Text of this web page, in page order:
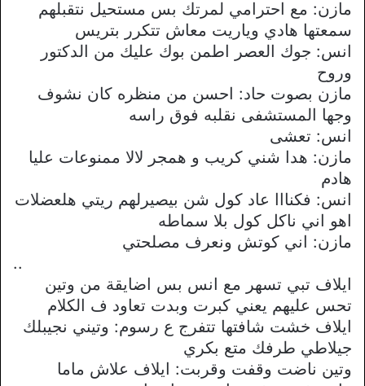
مازن: مع احترامي لمرتك بس مستحيل نتقبلهم
سمعتها هادي وياريت معاش تتكرر بتريس
انس: جوك العصر اطمن بوك عليك من الدكتور
وروح
مازن بصوت حاد: احسن من منظره كان نشوف
وجها المستشفى نقلبه فوق راسه
انس: تعشى
مازن: هدا شني كريب و همجر لالا ممنوعات عليا
هادم
انس: فكنااا عاد كول شن بيصيرلهم ريتي هلعضلات
اهو اني ناكل كول بلا سماطه
مازن: اني كوتش ونعرف مصلحتي
..
ايلاف تبي تسهر مع انس بس اضايقة من وتين
تحس عليهم يعني كبرت وبدت تعاود ف الكلام
ايلاف خشت شافتها تتفرج ع رسوم: وتيني نجيبلك
جيلاطي طرفك متع بكري
وتين ناضت وقفت وقربت: ايلاف علاش ماما